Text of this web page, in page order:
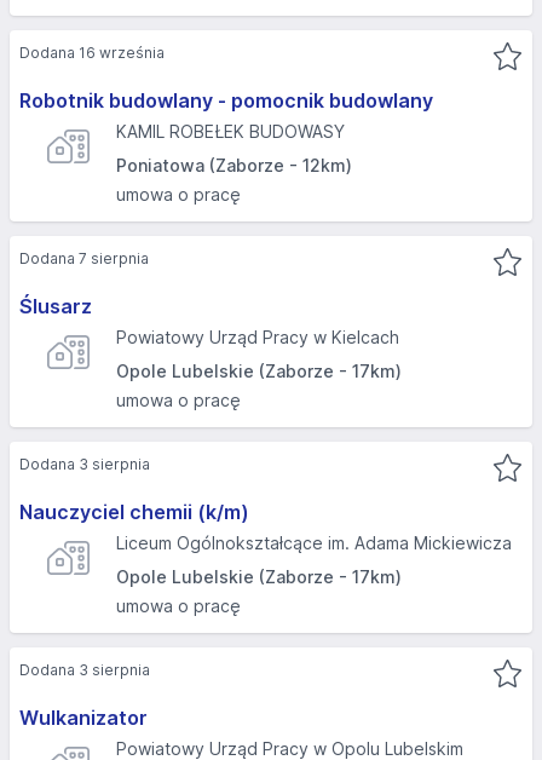
Robotnik budowlany - pomocnik budowlany
KAMIL ROBEŁEK BUDOWASY
Poniatowa (Zaborze - 12km)
umowa o pracę
Dodana 16 września
Ślusarz
Powiatowy Urząd Pracy w Kielcach
Opole Lubelskie (Zaborze - 17km)
umowa o pracę
Dodana 7 sierpnia
Nauczyciel chemii (k/m)
Liceum Ogólnokształcące im. Adama Mickiewicza
Opole Lubelskie (Zaborze - 17km)
umowa o pracę
Dodana 3 sierpnia
Wulkanizator
Powiatowy Urząd Pracy w Opolu Lubelskim
Dodana 3 sierpnia